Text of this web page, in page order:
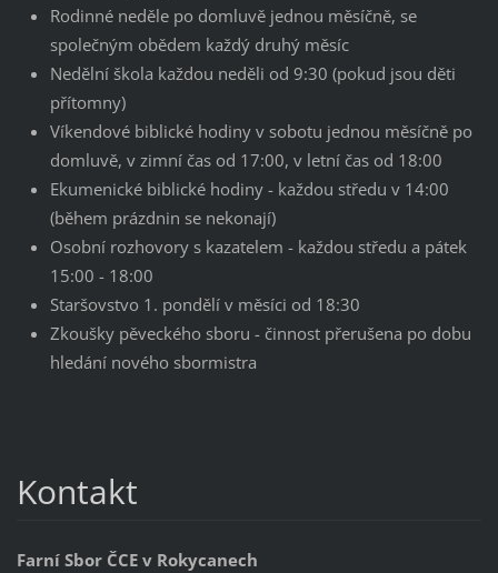
Rodinné neděle po domluvě jednou měsíčně, se
společným obědem každý druhý měsíc
Nedělní škola každou neděli od 9:30 (pokud jsou děti
přítomny)
Víkendové biblické hodiny v sobotu jednou měsíčně po
domluvě, v zimní čas od 17:00, v letní čas od 18:00
Ekumenické biblické hodiny - každou středu v 14:00
(během prázdnin se nekonají)
Osobní rozhovory s kazatelem - každou středu a pátek
15:00 - 18:00
Staršovstvo 1. pondělí v měsíci od 18:30
Zkoušky pěveckého sboru - činnost přerušena po dobu
hledání nového sbormistra
Kontakt
Farní Sbor ČCE v Rokycanech